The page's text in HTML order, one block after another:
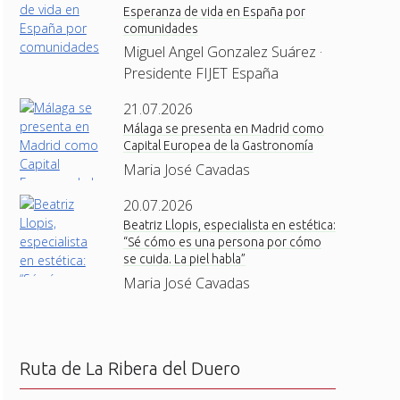
Esperanza de vida en España por
comunidades
Miguel Angel Gonzalez Suárez ·
Presidente FIJET España
21.07.2026
Málaga se presenta en Madrid como
Capital Europea de la Gastronomía
Maria José Cavadas
20.07.2026
Beatriz Llopis, especialista en estética:
“Sé cómo es una persona por cómo
se cuida. La piel habla”
Maria José Cavadas
Ruta de La Ribera del Duero